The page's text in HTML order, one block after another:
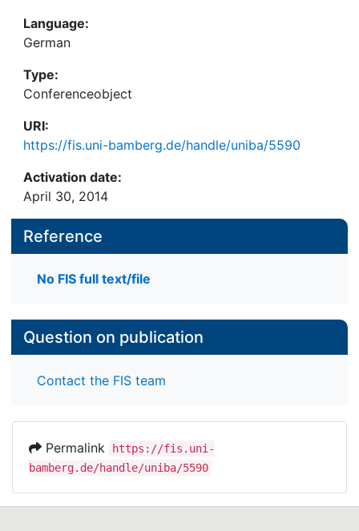
Language:
German
Type:
Conferenceobject
URI:
https://fis.uni-bamberg.de/handle/uniba/5590
Activation date:
April 30, 2014
Reference
No FIS full text/file
Question on publication
Contact the FIS team
Permalink
https://fis.uni-
bamberg.de/handle/uniba/5590